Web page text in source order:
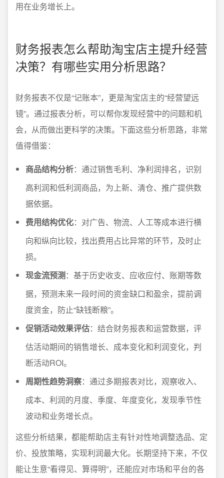
用在业务增长上。
财务报表怎么帮助淘宝店主提升经营
决策？有哪些实用分析思路？
财务报表不仅是“记账本”，更是淘宝店主的“经营望远
镜”。通过报表分析，可以帮你发现经营中的问题和机
会，从而做出更科学的决策。下面这些分析思路，非常
值得借鉴：
商品结构分析：通过销售毛利、净利润排名，识别
高利润和低利润商品，为上新、清仓、推广提供数
据依据。
费用结构优化：对广告、物流、人工等成本进行横
向和纵向比较，找出费用占比异常的环节，及时止
损。
现金流预测：基于历史收支、应收应付、账期等数
据，预测未来一段时间的资金缺口和盈余，提前调
度资金，防止“缺钱断粮”。
促销活动效果评估：结合财务报表和运营数据，评
估活动期间的销售增长、成本变化和利润变化，判
断活动ROI。
周期性趋势洞察：通过多期报表对比，观察收入、
成本、利润的月度、季度、年度变化，发现季节性
波动和业务增长点。
这些分析结果，都能帮助店主有针对性地调整选品、定
价、投放策略，实现利润最大化。长期坚持下来，不仅
能让生意“看得见、算得明”，还能应对市场和平台的各